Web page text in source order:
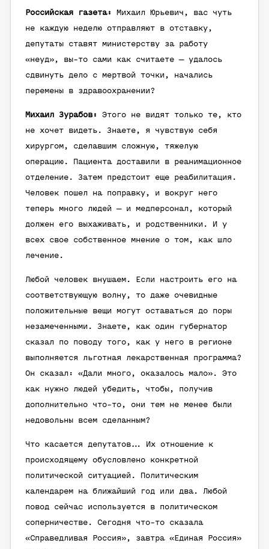
Российская газета:
Михаил Юрьевич, вас чуть
не каждую неделю отправляют в отставку,
депутаты ставят министерству за работу
«неуд», вы-то сами как считаете — удалось
сдвинуть дело с мертвой точки, начались
перемены в здравоохранении?
Михаил Зурабов:
Этого не видят только те, кто
не хочет видеть. Знаете, я чувствую себя
хирургом, сделавшим сложную, тяжелую
операцию. Пациента доставили в реанимационное
отделение. Затем предстоит еще реабилитация.
Человек пошел на поправку, и вокруг него
теперь много людей — и медперсонал, который
должен его выхаживать, и родственники. И у
всех свое собственное мнение о том, как шло
лечение.
Любой человек внушаем. Если настроить его на
соответствующую волну, то даже очевидные
положительные вещи могут оставаться до поры
незамеченными. Знаете, как один губернатор
сказал по поводу того, как у него в регионе
выполняется льготная лекарственная программа?
Он сказал: «Дали много, оказалось мало». Это
как нужно людей убедить, чтобы, получив
дополнительно что-то, они тем не менее были
недовольны всем сделанным?
Что касается депутатов... Их отношение к
происходящему обусловлено конкретной
политической ситуацией. Политическим
календарем на ближайший год или два. Любой
повод сейчас используется в политическом
соперничестве. Сегодня что-то сказала
«Справедливая Россия», завтра «Единая Россия»